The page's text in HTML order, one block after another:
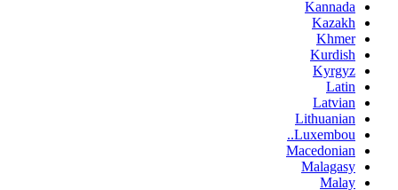
Kannada
Kazakh
Khmer
Kurdish
Kyrgyz
Latin
Latvian
Lithuanian
Luxembou..
Macedonian
Malagasy
Malay